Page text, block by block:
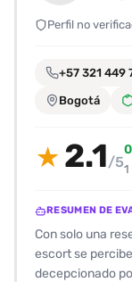
favoritas
para
fácilmente.
Perfil no
+57 321 449
Bogotá
★ 2.1/5
RESUMEN DE
Con solo una
escort se
decepcionado